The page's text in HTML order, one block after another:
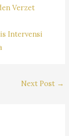
Verzet
Intervensi
Next Post →